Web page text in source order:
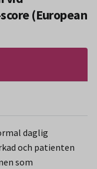
(European
daglig
och patienten
som